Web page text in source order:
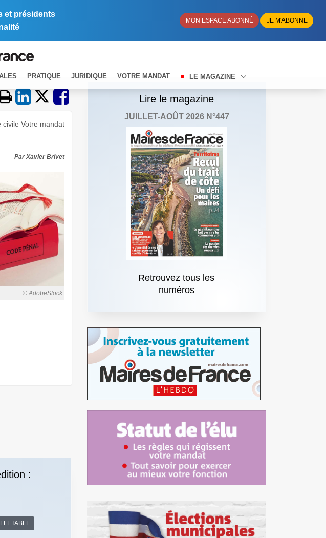
et présidents
MON ESPACE ABONNÉ JE M'ABONNE
PRATIQUE JURIDIQUE VOTRE MANDAT LE MAGAZINE
civile Votre mandat
Par Xavier Brivet
© AdobeStock
:
Lire le magazine
JUILLET-AOÛT 2026 N°447
Retrouvez tous les
numéros